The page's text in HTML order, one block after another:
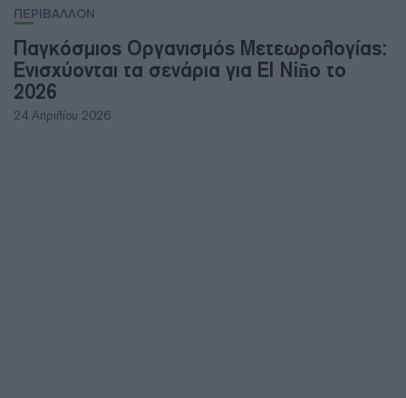
ΠΕΡΙΒΑΛΛΟΝ
Παγκόσμιος Οργανισμός Μετεωρολογίας:
Ενισχύονται τα σενάρια για El Niño το
2026
24 Απριλίου 2026